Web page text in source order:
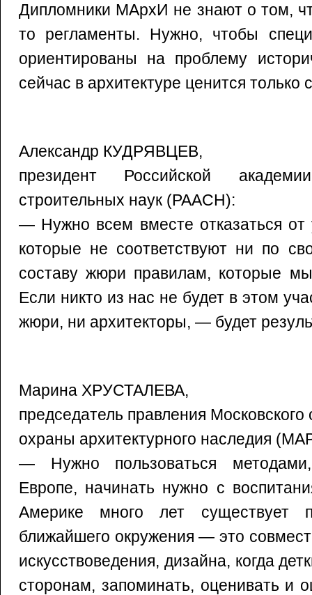
Дипломники МАрхИ не знают о том,
то регламенты. Нужно, чтобы
ориентированы на проблему
сейчас в архитектуре ценится только
Александр КУДРЯВЦЕВ,
президент Российской
строительных наук (РААСН):
— Нужно всем вместе отказаться от
которые не соответствуют ни по
составу жюри правилам, которые
Если никто из нас не будет в этом
жюри, ни архитекторы, — будет
Марина ХРУСТАЛЕВА,
председатель правления
охраны архитектурного наследия
— Нужно пользоваться
Европе, начинать нужно с
Америке много лет существует
ближайшего окружения — это
искусствоведения, дизайна, когда
сторонам, запоминать, оценивать и